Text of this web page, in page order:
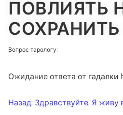
ПОВЛИЯТЬ
Вопрос тарологу:
Ожидание ответа от
Назад: Здравствуйте. Я живу